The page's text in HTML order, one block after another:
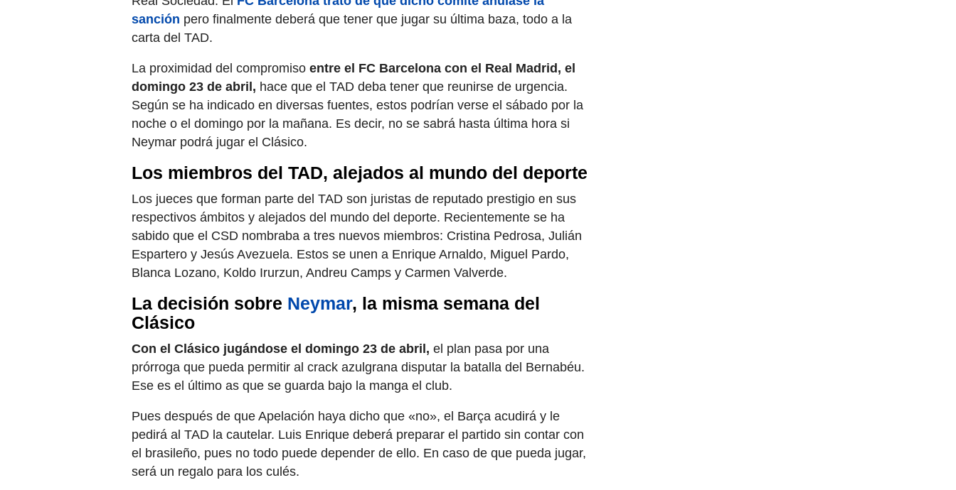
sanción pero finalmente deberá que tener que jugar su última baza, todo a la
carta del TAD.
La proximidad del compromiso entre el FC Barcelona con el Real Madrid, el
domingo 23 de abril, hace que el TAD deba tener que reunirse de urgencia.
Según se ha indicado en diversas fuentes, estos podrían verse el sábado por la
noche o el domingo por la mañana. Es decir, no se sabrá hasta última hora si
Neymar podrá jugar el Clásico.
Los miembros del TAD, alejados al mundo del deporte
Los jueces que forman parte del TAD son juristas de reputado prestigio en sus
respectivos ámbitos y alejados del mundo del deporte. Recientemente se ha
sabido que el CSD nombraba a tres nuevos miembros: Cristina Pedrosa, Julián
Espartero y Jesús Avezuela. Estos se unen a Enrique Arnaldo, Miguel Pardo,
Blanca Lozano, Koldo Irurzun, Andreu Camps y Carmen Valverde.
La decisión sobre Neymar, la misma semana del
Clásico
Con el Clásico jugándose el domingo 23 de abril, el plan pasa por una
prórroga que pueda permitir al crack azulgrana disputar la batalla del Bernabéu.
Ese es el último as que se guarda bajo la manga el club.
Pues después de que Apelación haya dicho que «no», el Barça acudirá y le
pedirá al TAD la cautelar. Luis Enrique deberá preparar el partido sin contar con
el brasileño, pues no todo puede depender de ello. En caso de que pueda jugar,
será un regalo para los culés.